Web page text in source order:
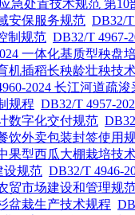
急处置技术规范 第
安保服务规范 DB32/
制规范 DB32/T 4967-
一体化基质型秧盘
机插稻长秧龄壮秧技
2024 长江河道疏
规程 DB32/T 4957-
数字化交付规范
饮外卖包装封签使用
果型西瓜大棚栽培技
设规范 DB32/T 4946-
贸市场建设和管理规
盆栽生产技术规程